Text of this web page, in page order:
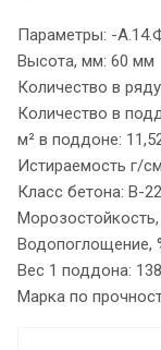
Параметры: -
Высота, мм: 60 мм
Количество в
Количество в
м² в поддоне:
Истираемость г/
Класс бетона: В-
Морозостойкость,
Водопоглощение,
Вес 1 поддона:
Марка по